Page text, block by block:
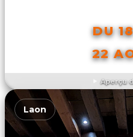
Aperçu
DU
22
Laon